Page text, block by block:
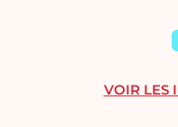
VOIR LES